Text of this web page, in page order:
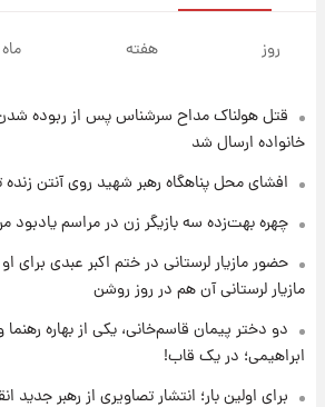
پول به معشوقه با درآمد
۱۸ ساعت پیش
۱۸ ساعت پیش
پی رفتن رامین
۱۸ ساعت پیش
روز هفته ماه
قتل هولناک مداح سرشناس پس از ربوده
خانواده ارسال شد
افشای محل پناهگاه‌ رهبر شهید روی آنتن زنده
چهره بهت‌زده سه بازیگر زن در مراسم یادبود
حضور مازیار لرستانی در ختم اکبر عبدی برای
مازیار لرستانی آن هم در روز روشن
دو دختر پیمان قاسم‌خانی، یکی از بهاره رهنما
ابراهیمی؛ در یک قاب!
برای اولین بار؛ انتشار تصاویری از رهبر جدید